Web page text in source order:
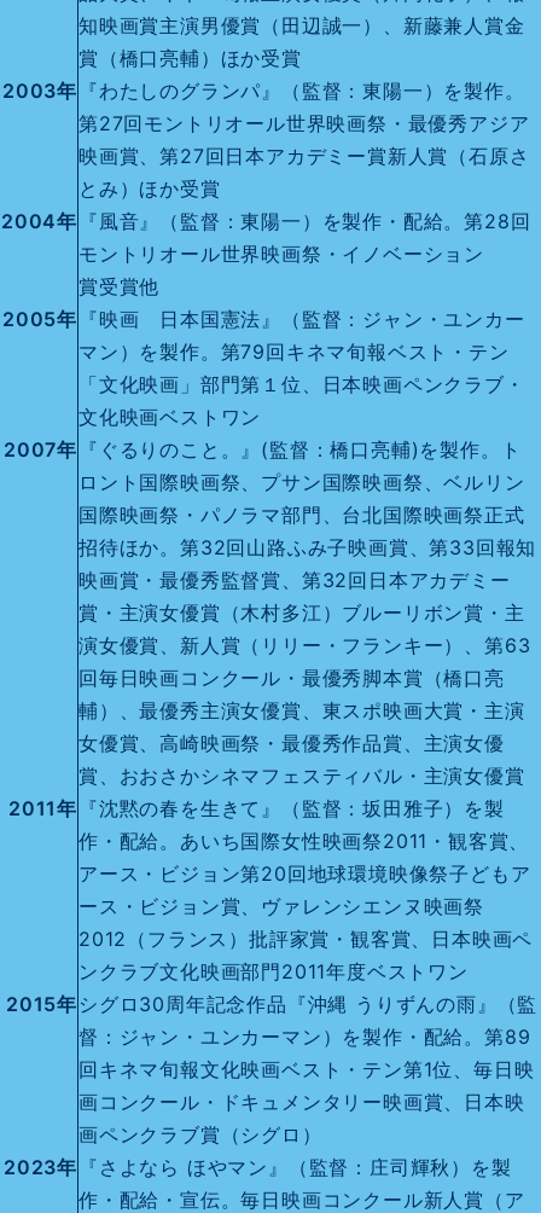
知映画賞主演男優賞（田辺誠一）、新藤兼人賞金
賞（橋口亮輔）ほか受賞
2003年 『わたしのグランパ』（監督：東陽一）を製作。
第27回モントリオール世界映画祭・最優秀アジア
映画賞、第27回日本アカデミー賞新人賞（石原さ
とみ）ほか受賞
2004年 『風音』（監督：東陽一）を製作・配給。第28回
モントリオール世界映画祭・イノベーション
賞受賞他
2005年 『映画 日本国憲法』（監督：ジャン・ユンカー
マン）を製作。第79回キネマ旬報ベスト・テン
「文化映画」部門第１位、日本映画ペンクラブ・
文化映画ベストワン
2007年 『ぐるりのこと。』(監督：橋口亮輔)を製作。ト
ロント国際映画祭、プサン国際映画祭、ベルリン
国際映画祭・パノラマ部門、台北国際映画祭正式
招待ほか。第32回山路ふみ子映画賞、第33回報知
映画賞・最優秀監督賞、第32回日本アカデミー
賞・主演女優賞（木村多江）ブルーリボン賞・主
演女優賞、新人賞（リリー・フランキー）、第63
回毎日映画コンクール・最優秀脚本賞（橋口亮
輔）、最優秀主演女優賞、東スポ映画大賞・主演
女優賞、高崎映画祭・最優秀作品賞、主演女優
賞、おおさかシネマフェスティバル・主演女優賞
2011年 『沈黙の春を生きて』（監督：坂田雅子）を製
作・配給。あいち国際女性映画祭2011・観客賞、
アース・ビジョン第20回地球環境映像祭子どもア
ース・ビジョン賞、ヴァレンシエンヌ映画祭
2012（フランス）批評家賞・観客賞、日本映画ペ
ンクラブ文化映画部門2011年度ベストワン
2015年 シグロ30周年記念作品『沖縄 うりずんの雨』（監
督：ジャン・ユンカーマン）を製作・配給。第89
回キネマ旬報文化映画ベスト・テン第1位、毎日映
画コンクール・ドキュメンタリー映画賞、日本映
画ペンクラブ賞（シグロ）
2023年 『さよなら ほやマン』（監督：庄司輝秋）を製
作・配給・宣伝。毎日映画コンクール新人賞（ア